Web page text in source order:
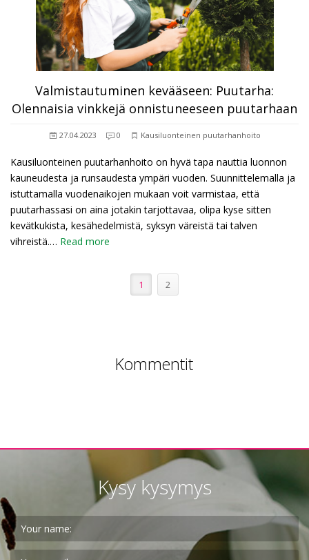
Valmistautuminen kevääseen: Puutarha:
Olennaisia vinkkejä onnistuneeseen puutarhaan
27.04.2023 0 Kausiluonteinen puutarhanhoito
Kausiluonteinen puutarhanhoito on hyvä tapa nauttia luonnon
kauneudesta ja runsaudesta ympäri vuoden. Suunnittelemalla ja
istuttamalla vuodenaikojen mukaan voit varmistaa, että
puutarhassasi on aina jotakin tarjottavaa, olipa kyse sitten
kevätkukista, kesähedelmistä, syksyn väreistä tai talven
vihreistä.… Read more
1 2
Kommentit
Kysy kysymys